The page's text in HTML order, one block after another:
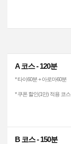
A 코스 - 120분
* 타이60분 + 아로마60분
* 쿠폰 할인(1만) 적용 코스
B 코스 - 150분